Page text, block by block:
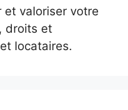
et valoriser votre
droits et
locataires.